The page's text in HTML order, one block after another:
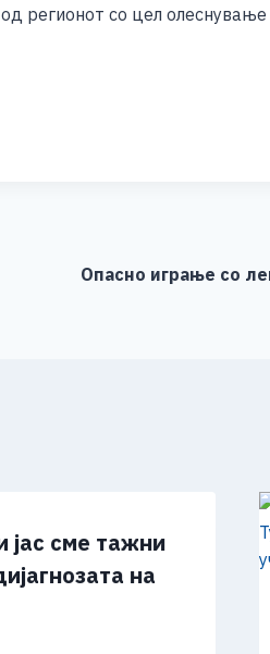
регионот со цел
Опасно играње со
јас сме тажни
на